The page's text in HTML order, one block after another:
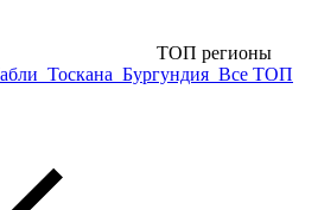
ТОП регионы
Тоскана Бургундия Все ТОП